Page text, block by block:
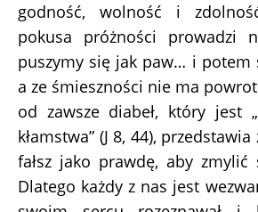
godność, wolność i
pokusa próżności prowadzi
puszymy się jak paw… i potem
a ze śmieszności nie ma
od zawsze diabeł, który jest
kłamstwa” (J 8, 44),
fałsz jako prawdę, aby zmylić
Dlatego każdy z nas jest